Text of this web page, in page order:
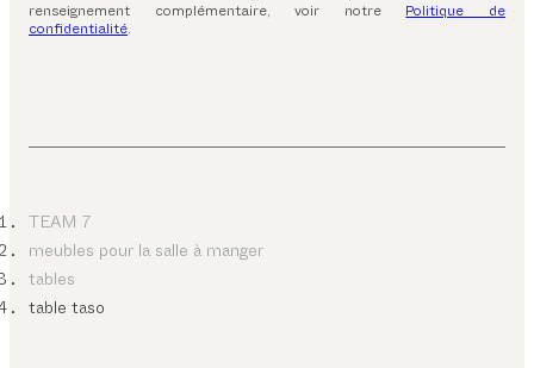
renseignement complémentaire, voir notre Politique de
confidentialité.
TEAM 7
meubles pour la salle à manger
tables
table taso